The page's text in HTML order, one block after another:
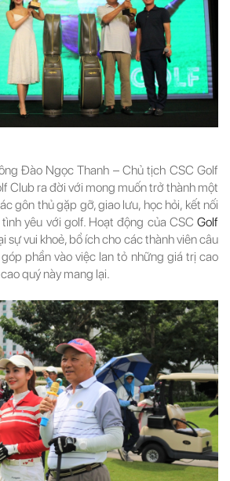
Đào Ngọc Thanh – Chủ tịch CSC Golf
Club ra đời với mong muốn trở thành một
gôn thủ gặp gỡ, giao lưu, học hỏi, kết nối
yêu với golf. Hoạt động của CSC Golf
sự vui khoẻ, bổ ích cho các thành viên câu
phần vào việc lan tỏ những giá trị cao
quý này mang lại.